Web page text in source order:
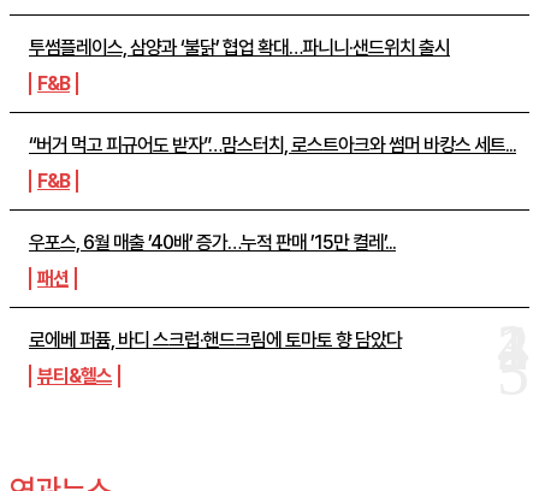
투썸플레이스, 삼양과 ‘불닭’ 협업 확대…파니니·샌드위치 출시
F&B
“버거 먹고 피규어도 받자”…맘스터치, 로스트아크와 썸머 바캉스 세트...
F&B
우포스, 6월 매출 ’40배’ 증가…누적 판매 ’15만 켤레’...
패션
로에베 퍼퓸, 바디 스크럽·핸드크림에 토마토 향 담았다
뷰티&헬스